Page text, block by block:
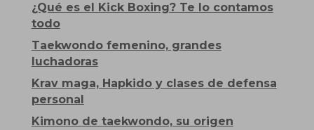
¿Qué es el Kick Boxing? Te lo contamos
todo
Taekwondo femenino, grandes
luchadoras
Krav maga, Hapkido y clases de defensa
personal
Kimono de taekwondo, su origen